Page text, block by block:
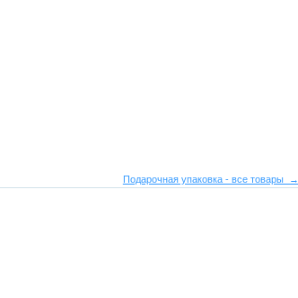
Подарочная упаковка - все товары →